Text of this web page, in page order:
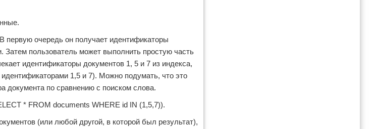
первую очередь он получает идентификаторы
Затем пользователь может выполнить простую часть
идентификаторы документов 1, 5 и 7 из индекса,
1,5 и 7). Можно подумать, что это
документа по сравнению с поиском слова.
* FROM documents WHERE id IN (1,5,7)).
(или любой другой, в которой был результат),